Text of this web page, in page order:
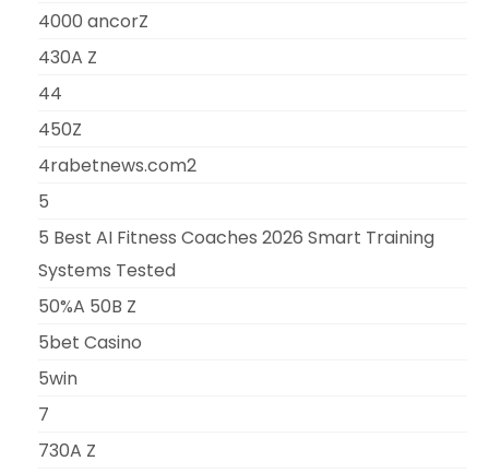
4000 ancorZ
430A Z
44
450Z
4rabetnews.com2
5
5 Best AI Fitness Coaches 2026 Smart Training
Systems Tested
50%A 50B Z
5bet Casino
5win
7
730A Z